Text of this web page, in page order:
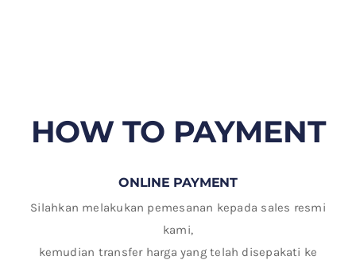
HOW TO PAYMENT
ONLINE PAYMENT
Silahkan melakukan pemesanan kepada sales resmi
kami,
kemudian transfer harga yang telah disepakati ke